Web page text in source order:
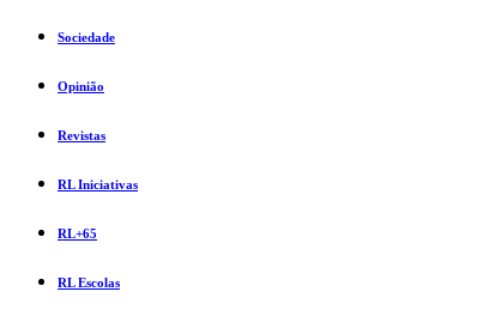
Sociedade
Opinião
Revistas
RL Iniciativas
RL+65
RL Escolas